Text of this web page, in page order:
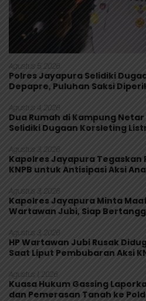
Agustus 5, 2026
Polres Jayapura Selidiki
Depapre, Puluhan Saksi
Agustus 4, 2026
Dua Rumah di Kampung
Selidiki Dugaan Korsleting
Agustus 3, 2026
Kapolres Jayapura Tegaskan
KNPB untuk Antisipasi Aksi
Agustus 3, 2026
Kapolres Jayapura Minta
Wartawan Jubi, Siap
Agustus 3, 2026
HP Wartawan Jubi Rusak
Saat Liput Pembubaran Aksi
Agustus 1, 2026
Kuasa Hukum Gassing
dan Pemerasan Tanah ke